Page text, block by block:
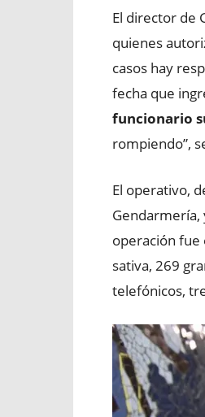
El director de
quienes
casos hay
fecha que
funcionario
rompiendo”,
El operativo,
Gendarmería,
operación fue
sativa, 269
telefónicos,